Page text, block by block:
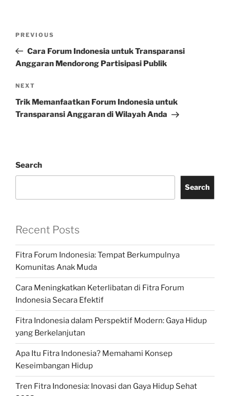
Previous
Post
PREVIOUS
Cara Forum Indonesia untuk Transparansi
Anggaran Mendorong Partisipasi Publik
Next
Post
NEXT
Trik Memanfaatkan Forum Indonesia untuk
Transparansi Anggaran di Wilayah Anda
Search
Search
Recent Posts
Fitra Forum Indonesia: Tempat Berkumpulnya
Komunitas Anak Muda
Cara Meningkatkan Keterlibatan di Fitra Forum
Indonesia Secara Efektif
Fitra Indonesia dalam Perspektif Modern: Gaya Hidup
yang Berkelanjutan
Apa Itu Fitra Indonesia? Memahami Konsep
Keseimbangan Hidup
Tren Fitra Indonesia: Inovasi dan Gaya Hidup Sehat